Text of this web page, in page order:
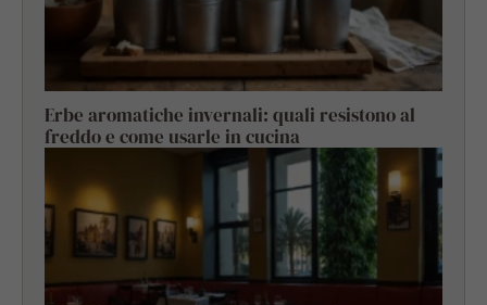
Erbe aromatiche invernali: quali resistono al
freddo e come usarle in cucina